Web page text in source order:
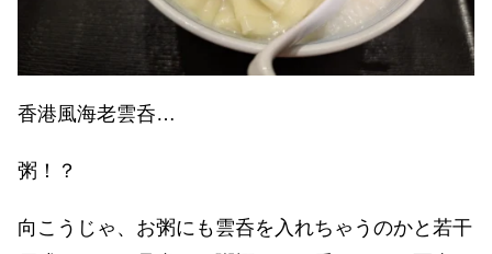
香港風海老雲呑…
粥！？
向こうじゃ、お粥にも雲呑を入れちゃうのかと若干